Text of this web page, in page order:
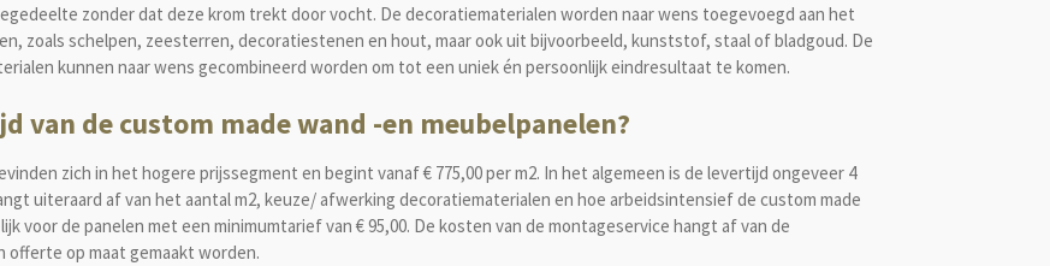
zonder dat deze krom trekt door vocht. De decoratiematerialen worden naar wens toegevoegd aan het
zoals schelpen, zeesterren, decoratiestenen en hout, maar ook uit bijvoorbeeld, kunststof, staal of bladgoud. De
kunnen naar wens gecombineerd worden om tot een uniek én persoonlijk eindresultaat te komen.
van de custom made wand -en meubelpanelen?
zich in het hogere prijssegment en begint vanaf € 775,00 per m2. In het algemeen is de levertijd ongeveer 4
uiteraard af van het aantal m2, keuze/ afwerking decoratiematerialen en hoe arbeidsintensief de custom made
voor de panelen met een minimumtarief van € 95,00. De kosten van de montageservice hangt af van de
op maat gemaakt worden.